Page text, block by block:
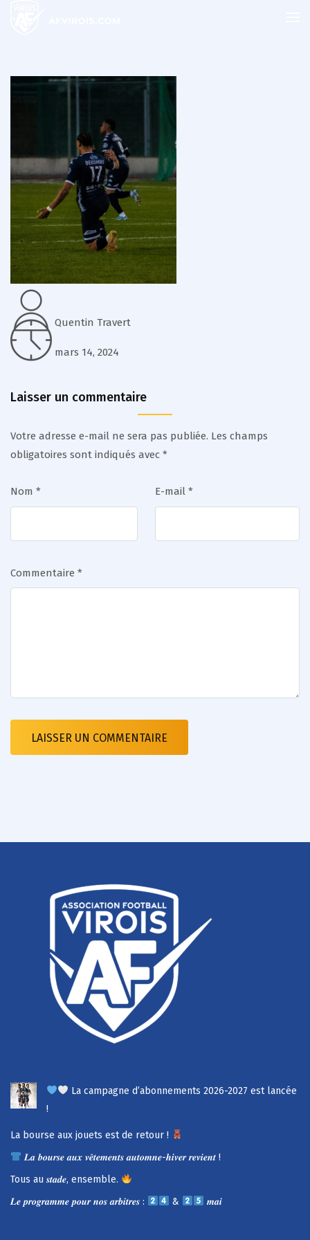
Quentin Travert
mars 14, 2024
Laisser un commentaire
Votre adresse e-mail ne sera pas publiée. Les champs
obligatoires sont indiqués avec *
Nom * E-mail *
Commentaire *
La campagne d’abonnements 2026-2027 est lancée
!
La bourse aux jouets est de retour !
𝑳𝒂 𝒃𝒐𝒖𝒓𝒔𝒆 𝒂𝒖𝒙 𝒗𝒆̂𝒕𝒆𝒎𝒆𝒏𝒕𝒔 𝒂𝒖𝒕𝒐𝒎𝒏𝒆-𝒉𝒊𝒗𝒆𝒓 𝒓𝒆𝒗𝒊𝒆𝒏𝒕 !
Tous au 𝒔𝒕𝒂𝒅𝒆, ensemble.
𝑳𝒆 𝒑𝒓𝒐𝒈𝒓𝒂𝒎𝒎𝒆 𝒑𝒐𝒖𝒓 𝒏𝒐𝒔 𝒂𝒓𝒃𝒊𝒕𝒓𝒆𝒔 :
& 𝒎𝒂𝒊